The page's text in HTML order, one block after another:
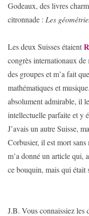
Godeaux, des livres
citronnade : Les
Les deux Suisses étaient
congrès internationaux de
des groupes et m’a fait
mathématiques et
absolument admirable, il
intellectuelle parfaite et y
J’avais un autre Suisse,
Corbusier, il est mort
m’a donné un article qui,
ce bouquin, mais qui était
J.B. Vous connaissiez les